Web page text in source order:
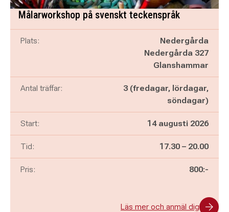
Målarworkshop på svenskt teckenspråk
Plats:
Nedergårda
Nedergårda 327
Glanshammar
Antal träffar:
3 (fredagar, lördagar,
söndagar)
Start: 14 augusti 2026
Tid: Pågår mellan
17.30 – och
20.00
Pris: 800:-
Läs mer och anmäl dig